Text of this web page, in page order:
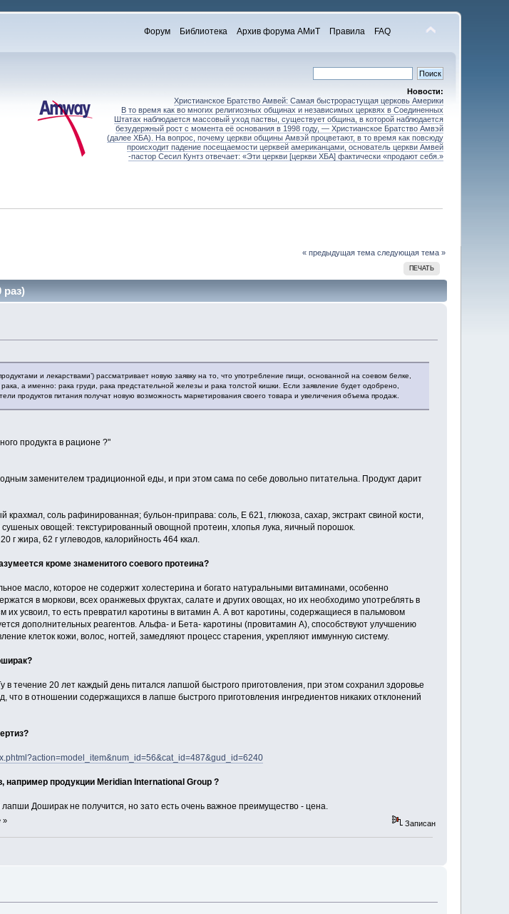
Форум Библиотека Архив форума АМиТ Правила FAQ
Новости:
Христианское Братство Амвей: Самая быстрорастущая церковь Америки
В то время как во многих религиозных общинах и независимых церквях в Соединенных
Штатах наблюдается массовый уход паствы, существует община, в которой наблюдается
безудержный рост с момента её основания в 1998 году, — Христианское Братство Амвэй
(далее ХБА). На вопрос, почему церкви общины Амвэй процветают, в то время как повсюду
происходит падение посещаемости церквей американцами, основатель церкви Амвей
-пастор Сесил Кунтз отвечает: «Эти церкви [церкви ХБА] фактически «продают себя.»
« предыдущая тема следующая тема »
ПЕЧАТЬ
раз)
и лекарствами’) рассматривает новую заявку на то, что употребление пищи, основанной на соевом белке,
а именно: рака груди, рака предстательной железы и рака толстой кишки. Если заявление будет одобрено,
продуктов питания получат новую возможность маркетирования своего товара и увеличения объема продаж.
продукта в рационе ?"
заменителем традиционной еды, и при этом сама по себе довольно питательна. Продукт дарит
соль рафинированная; бульон-приправа: соль, Е 621, глюкоза, сахар, экстракт свиной кости,
сушеных овощей: текстурированный овощной протеин, хлопья лука, яичный порошок.
г жира, 62 г углеводов, калорийность 464 ккал.
кроме знаменитого соевого протеина?
масло, которое не содержит холестерина и богато натуральными витаминами, особенно
в моркови, всех оранжевых фруктах, салате и других овощах, но их необходимо употреблять в
их усвоил, то есть превратил каротины в витамин А. А вот каротины, содержащиеся в пальмовом
дополнительных реагентов. Альфа- и Бета- каротины (провитамин А), способствуют улучшению
клеток кожи, волос, ногтей, замедляют процесс старения, укрепляют иммунную систему.
течение 20 лет каждый день питался лапшой быстрого приготовления, при этом сохранил здоровье
что в отношении содержащихся в лапше быстрого приготовления ингредиентов никаких отклонений
продукции Meridian International Group ?
Доширак не получится, но зато есть очень важное преимущество - цена.
» Записан